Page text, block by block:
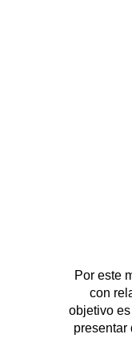
Por este
con
objetivo
presentar